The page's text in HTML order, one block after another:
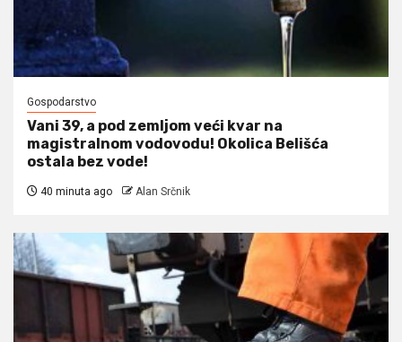
Gospodarstvo
Vani 39, a pod zemljom veći kvar na
magistralnom vodovodu! Okolica Belišća
ostala bez vode!
40 minuta ago Alan Srčnik